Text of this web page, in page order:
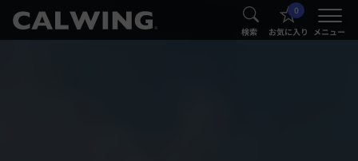
® 検索
0
お気に入り メニュー
®